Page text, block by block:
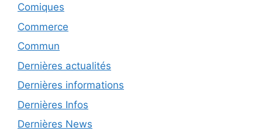
Comiques
Commerce
Commun
Dernières actualités
Dernières informations
Dernières Infos
Dernières News